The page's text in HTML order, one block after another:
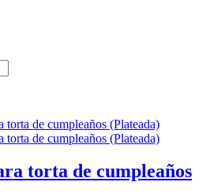
torta de cumpleaños